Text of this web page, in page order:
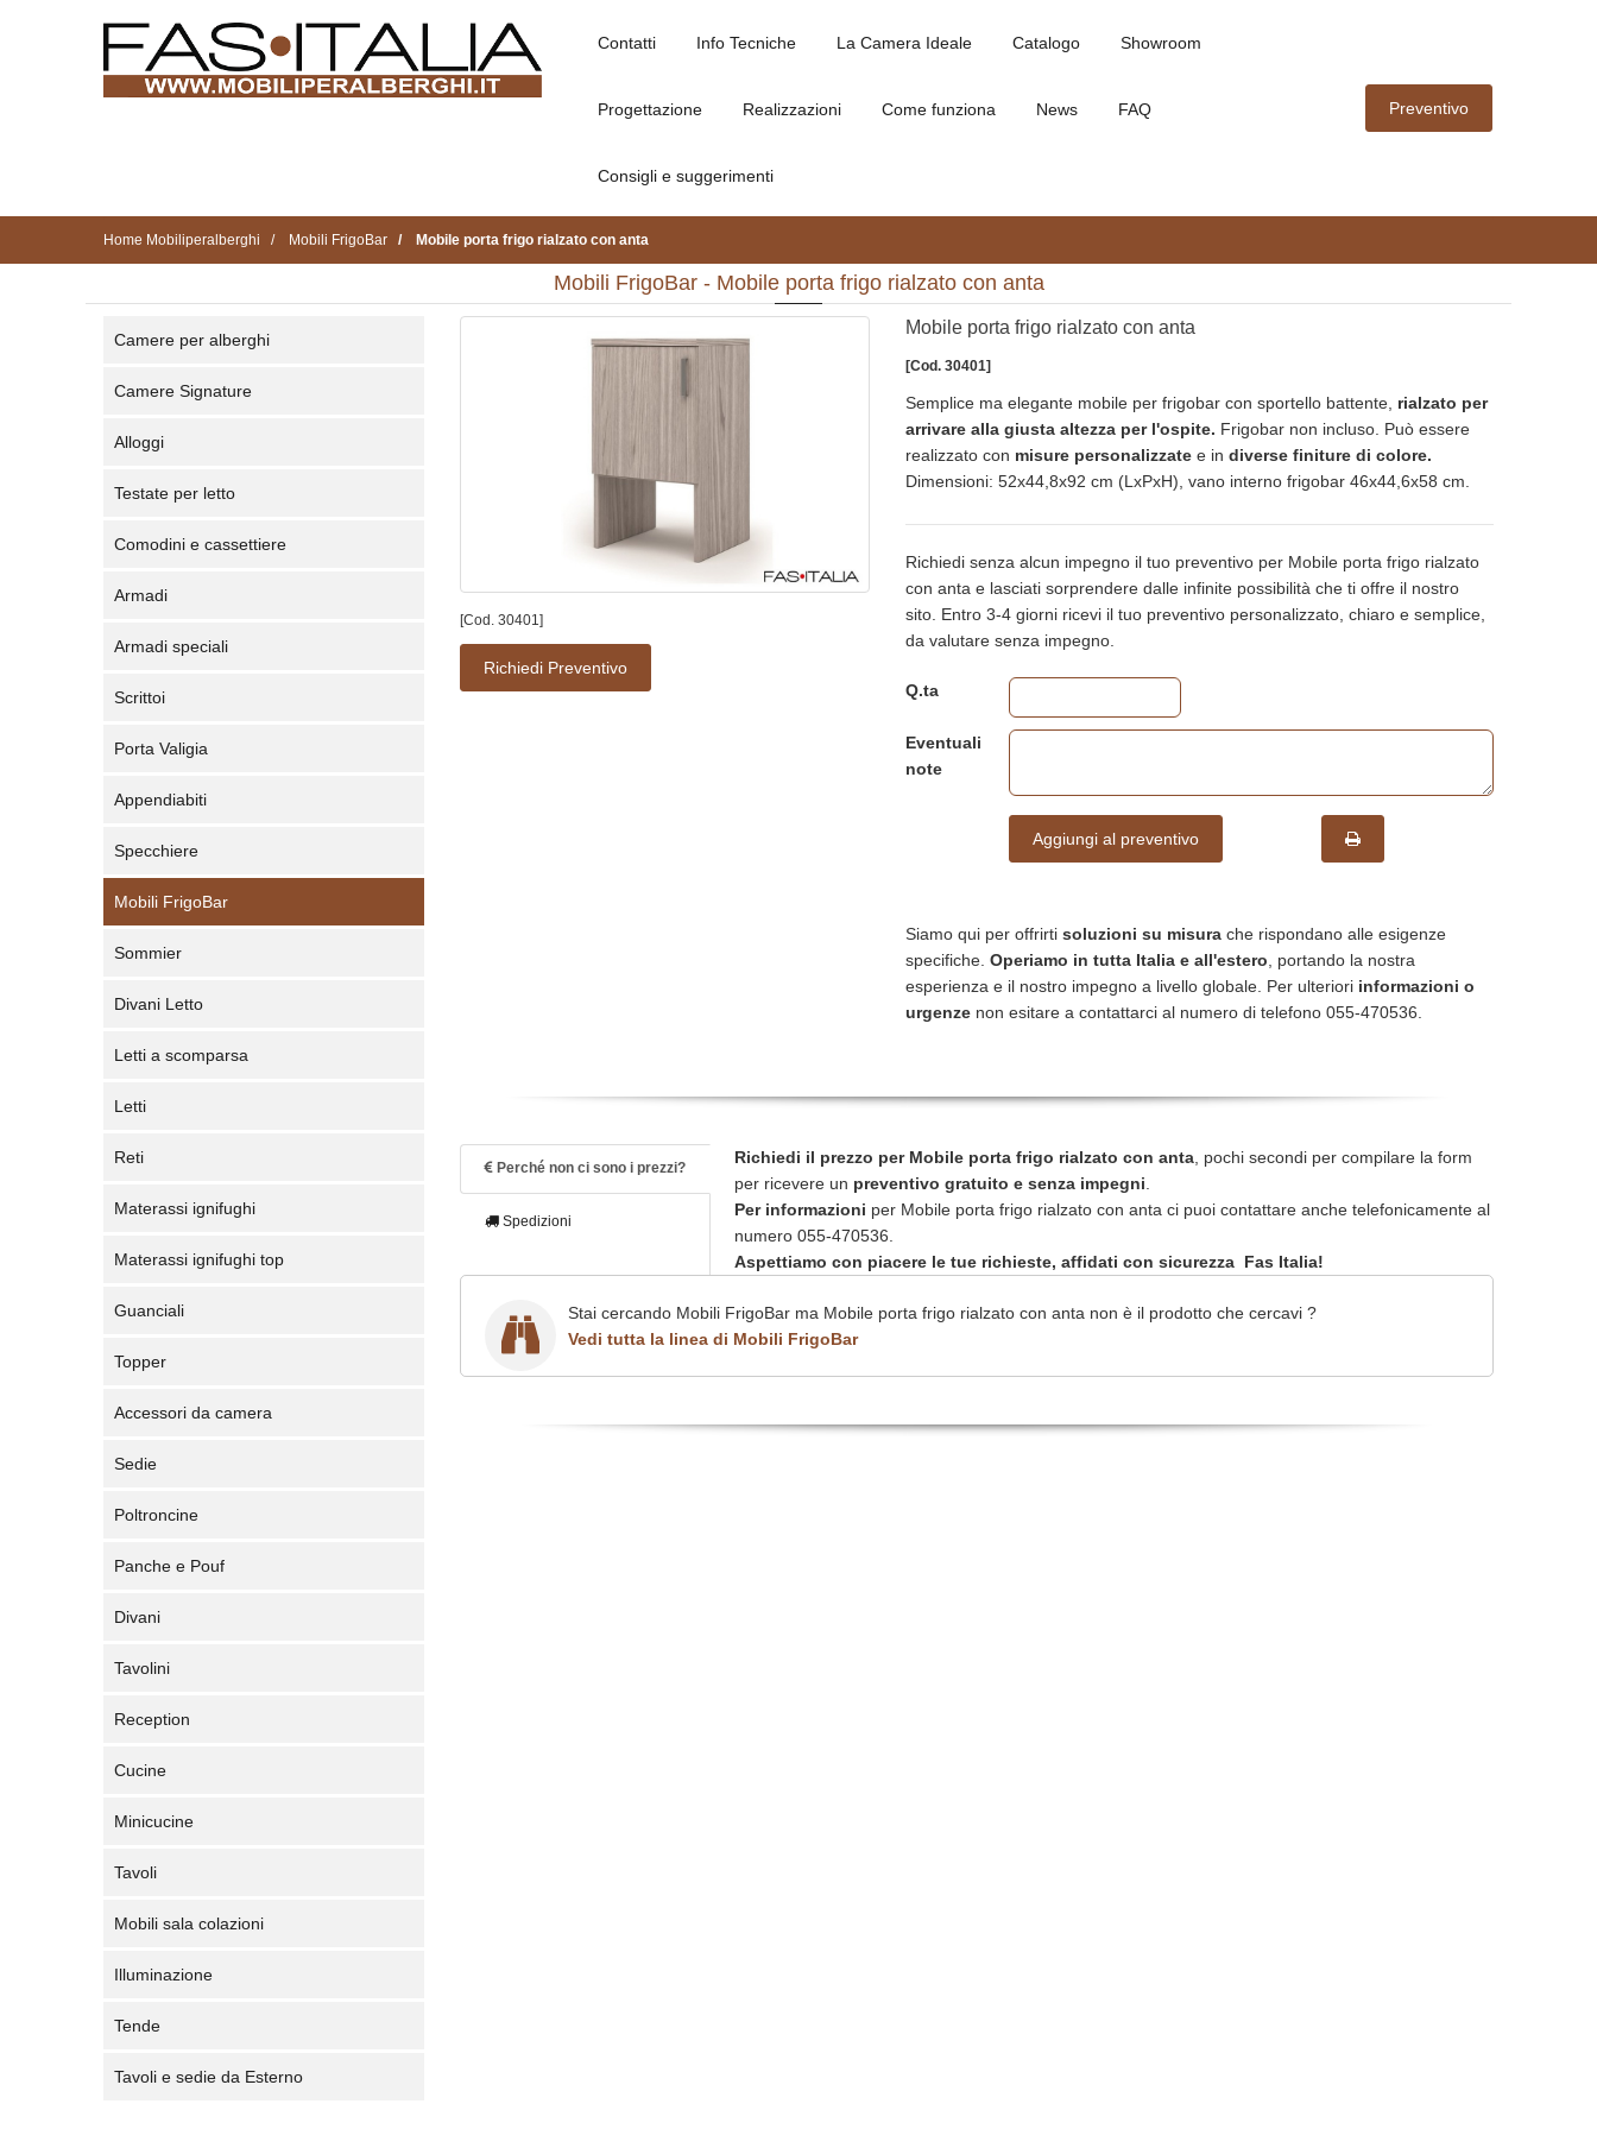
Contatti Info Tecniche La Camera Ideale Catalogo Showroom
Progettazione Realizzazioni Come funziona News FAQ
Consigli e suggerimenti
Preventivo
Home Mobiliperalberghi Mobili FrigoBar Mobile porta frigo rialzato con anta
Mobili FrigoBar - Mobile porta frigo rialzato con anta
Camere per alberghi
Camere Signature
Alloggi
Testate per letto
Comodini e cassettiere
Armadi
Armadi speciali
Scrittoi
Porta Valigia
Appendiabiti
Specchiere
Mobili FrigoBar
Sommier
Divani Letto
Letti a scomparsa
Letti
Reti
Materassi ignifughi
Materassi ignifughi top
Guanciali
Topper
Accessori da camera
Sedie
Poltroncine
Panche e Pouf
Divani
Tavolini
Reception
Cucine
Minicucine
Tavoli
Mobili sala colazioni
Illuminazione
Tende
Tavoli e sedie da Esterno
[Cod. 30401]
Richiedi Preventivo
Mobile porta frigo rialzato con anta
[Cod. 30401]
Semplice ma elegante mobile per frigobar con sportello battente, rialzato per
arrivare alla giusta altezza per l'ospite. Frigobar non incluso. Può essere
realizzato con misure personalizzate e in diverse finiture di colore.
Dimensioni: 52x44,8x92 cm (LxPxH), vano interno frigobar 46x44,6x58 cm.
Richiedi senza alcun impegno il tuo preventivo per Mobile porta frigo rialzato
con anta e lasciati sorprendere dalle infinite possibilità che ti offre il nostro
sito. Entro 3-4 giorni ricevi il tuo preventivo personalizzato, chiaro e semplice,
da valutare senza impegno.
Q.ta
Eventuali
note
Aggiungi al preventivo
Siamo qui per offrirti soluzioni su misura che rispondano alle esigenze
specifiche. Operiamo in tutta Italia e all'estero , portando la nostra
esperienza e il nostro impegno a livello globale. Per ulteriori informazioni o
urgenze non esitare a contattarci al numero di telefono 055-470536.
Perché non ci sono i prezzi?
Spedizioni
Richiedi il prezzo per Mobile porta frigo rialzato con anta , pochi secondi per compilare la form
per ricevere un preventivo gratuito e senza impegni
Per informazioni per Mobile porta frigo rialzato con anta ci puoi contattare anche telefonicamente al
numero 055-470536.
Aspettiamo con piacere le tue richieste, affidati con sicurezza Fas Italia!
Stai cercando Mobili FrigoBar ma Mobile porta frigo rialzato con anta non è il prodotto che cercavi ?
Vedi tutta la linea di Mobili FrigoBar